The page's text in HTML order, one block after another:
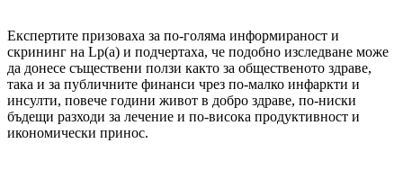
Експертите призоваха за по-голяма информираност и
скрининг на Lp(a) и подчертаха, че подобно изследване може
да донесе съществени ползи както за общественото здраве,
така и за публичните финанси чрез по-малко инфаркти и
инсулти, повече години живот в добро здраве, по-ниски
бъдещи разходи за лечение и по-висока продуктивност и
икономически принос.